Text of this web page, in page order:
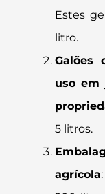
Estes
litro.
Galões
uso em
5 litros.
agrícola